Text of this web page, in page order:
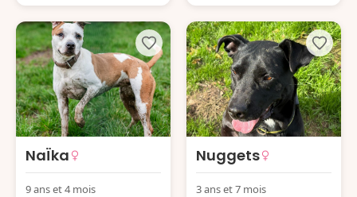
NaÏka
9 ans et 4 mois
Nuggets
3 ans et 7 mois